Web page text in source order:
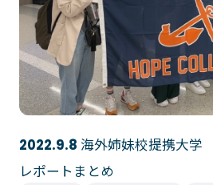
2022.9.8 海外姉妹校提携大
レポートまとめ